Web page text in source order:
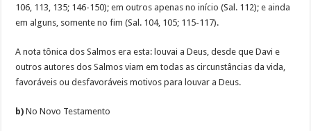
106, 113, 135; 146-150); em outros apenas no início (Sal. 112); e ainda
em alguns, somente no fim (Sal. 104, 105; 115-117).
A nota tônica dos Salmos era esta: louvai a Deus, desde que Davi e
outros autores dos Salmos viam em todas as circunstâncias da vida,
favoráveis ou desfavoráveis motivos para louvar a Deus.
b) No Novo Testamento